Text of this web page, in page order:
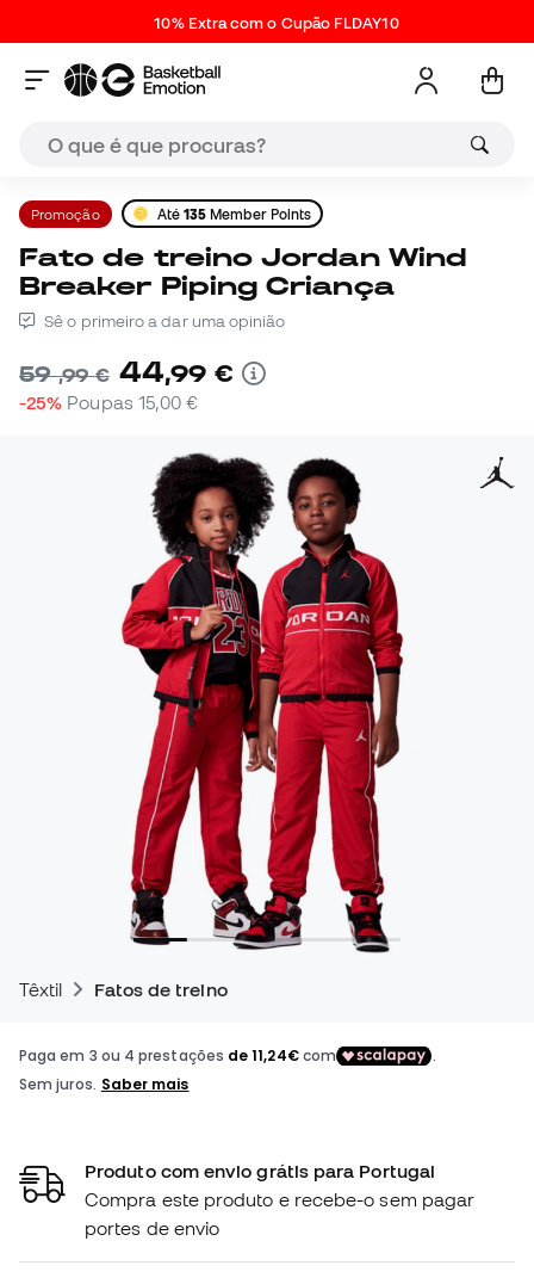
10% Extra com o Cupão FLDAY10
Promoção Até 135 Member Points
Fato de treino Jordan Wind
Breaker Piping Criança
Sê o primeiro a dar uma opinião
59,99 € 44,99 €
-25% Poupas 15,00 €
Têxtil Fatos de treino
Produto com envio grátis para Portugal
Compra este produto e recebe-o sem pagar
portes de envio